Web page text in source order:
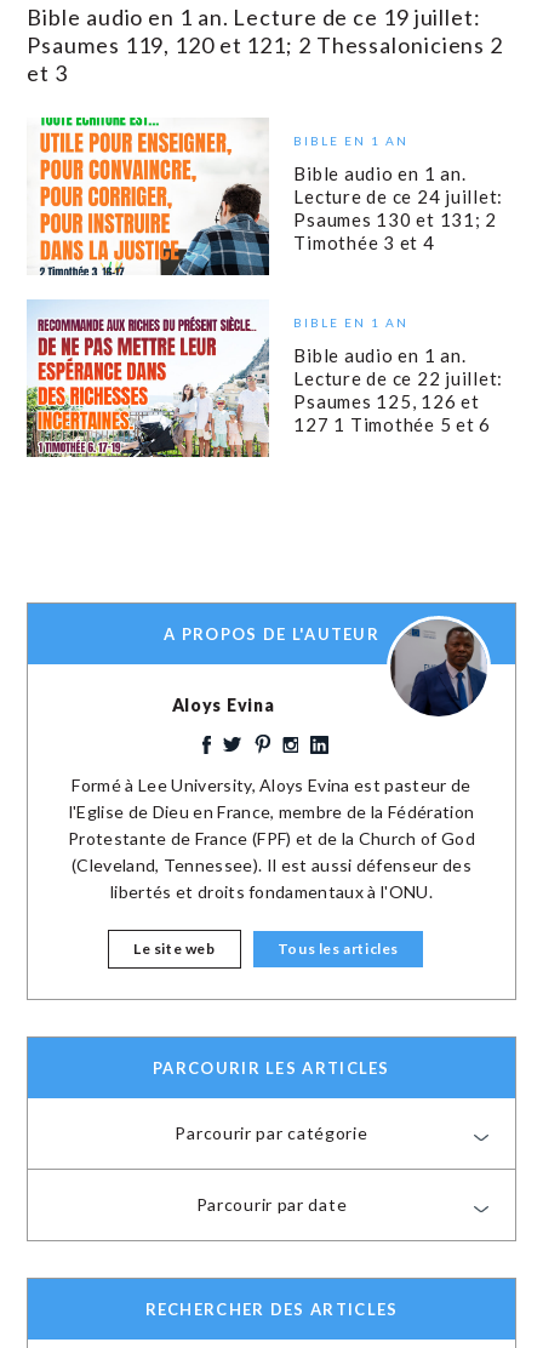
Bible audio en 1 an. Lecture de ce 19 juillet:
Psaumes 119, 120 et 121; 2 Thessaloniciens 2
et 3
BIBLE EN 1 AN
Bible audio en 1 an.
Lecture de ce 24 juillet:
Psaumes 130 et 131; 2
Timothée 3 et 4
BIBLE EN 1 AN
Bible audio en 1 an.
Lecture de ce 22 juillet:
Psaumes 125, 126 et
127 1 Timothée 5 et 6
A PROPOS DE L'AUTEUR
Aloys Evina
Formé à Lee University, Aloys Evina est pasteur de
l'Eglise de Dieu en France, membre de la Fédération
Protestante de France (FPF) et de la Church of God
(Cleveland, Tennessee). Il est aussi défenseur des
libertés et droits fondamentaux à l'ONU.
Le site web Tous les articles
PARCOURIR LES ARTICLES
Parcourir par catégorie
Parcourir par date
RECHERCHER DES ARTICLES